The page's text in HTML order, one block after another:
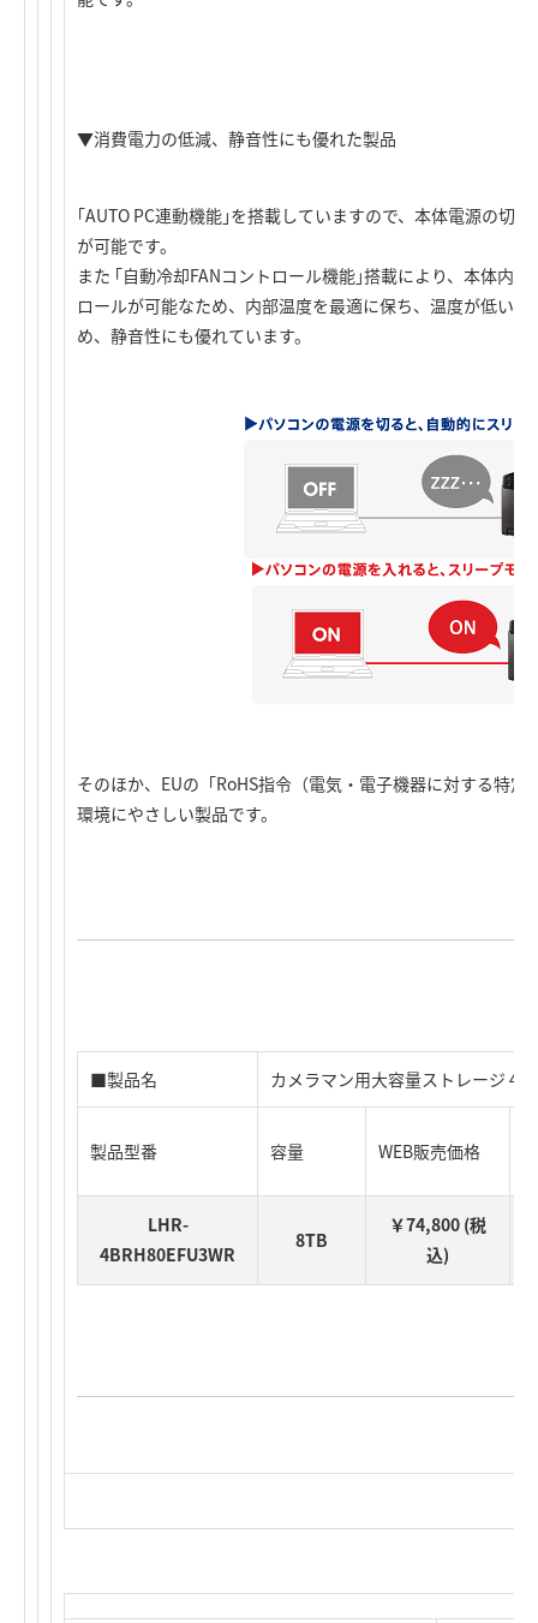
▼消費電力の低減、静音性にも優れた製品
｢AUTO PC連動機能｣を搭載していますので、本体電源の切
が可能です。
また ｢自動冷却FANコントロール機能｣搭載により、本体内
ロールが可能なため、内部温度を最適に保ち、温度が低い
め、静音性にも優れています。
そのほか、EUの「RoHS指令（電気・電子機器に対する特
環境にやさしい製品です。
■製品名 カメラマン用大容量ストレージ
製品型番 容量 WEB販売価格
LHR-
4BRH80EFU3WR
8TB
￥74,800 (税
込)